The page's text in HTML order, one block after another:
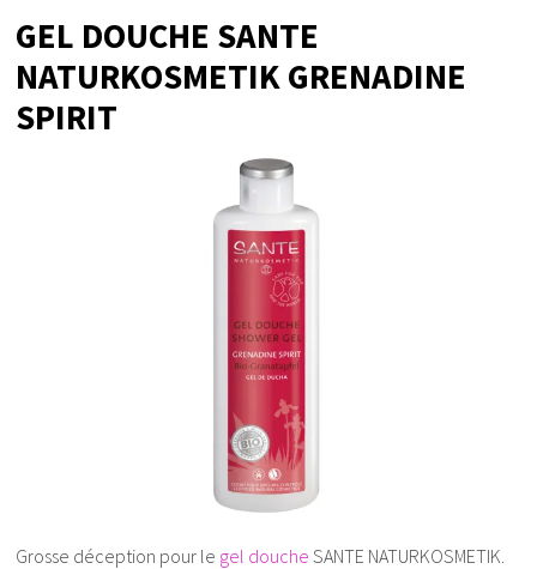
GEL DOUCHE SANTE
NATURKOSMETIK GRENADINE
SPIRIT
Grosse déception pour le gel douche SANTE NATURKOSMETIK.